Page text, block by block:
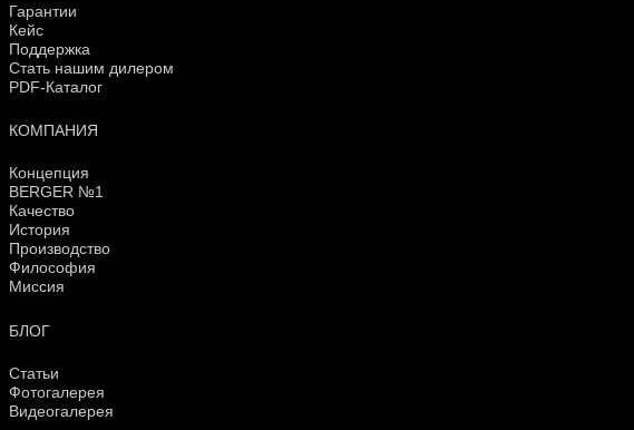
Гарантии
Кейс
Поддержка
Стать нашим дилером
PDF-Каталог
КОМПАНИЯ
Концепция
BERGER №1
Качество
История
Производство
Философия
Миссия
БЛОГ
Статьи
Фотогалерея
Видеогалерея